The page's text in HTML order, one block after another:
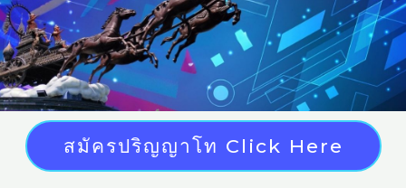
สมัครปริญญาโท Click Here